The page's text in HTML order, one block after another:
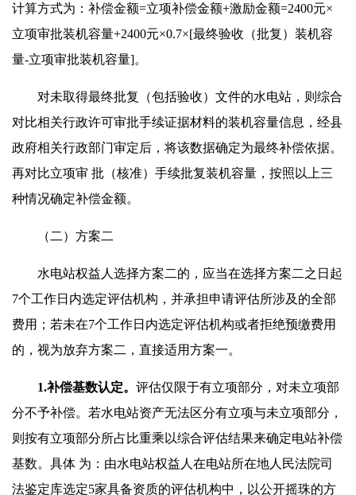
计算方式为：补偿金额=立项补偿金额+激励金额=2400元×
立项审批装机容量+2400元×0.7×[最终验收（批复）装机容
量-立项审批装机容量]。
对未取得最终批复（包括验收）文件的水电站，则综合
对比相关行政许可审批手续证据材料的装机容量信息，经县
政府相关行政部门审定后，将该数据确定为最终补偿依据。
再对比立项审 批（核准）手续批复装机容量，按照以上三
种情况确定补偿金额。
（二）方案二
水电站权益人选择方案二的，应当在选择方案二之日起
7个工作日内选定评估机构，并承担申请评估所涉及的全部
费用；若未在7个工作日内选定评估机构或者拒绝预缴费用
的，视为放弃方案二，直接适用方案一。
1.补偿基数认定。 评估仅限于有立项部分，对未立项部
分不予补偿。若水电站资产无法区分有立项与未立项部分，
则按有立项部分所占比重乘以综合评估结果来确定电站补偿
基数。具体 为：由水电站权益人在电站所在地人民法院司
法鉴定库选定5家具备资质的评估机构中，以公开摇珠的方